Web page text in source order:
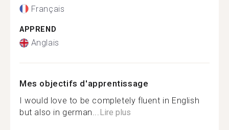
Français
APPREND
Anglais
Mes objectifs d'apprentissage
I would love to be completely fluent in English
but also in german...Lire plus